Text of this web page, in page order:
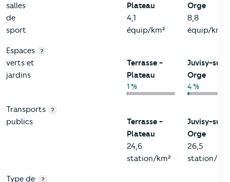
salles
de
sport
Plateau
4,1
équip/km²
Orge
8,8
équip/km²
Espaces
verts et
jardins
?
Terrasse -
Plateau
1 %
Juvisy-sur-
Orge
4 %
Transports
publics
?
Terrasse -
Plateau
24,6
station/km²
Juvisy-sur-
Orge
26,5
station/
Type de
?